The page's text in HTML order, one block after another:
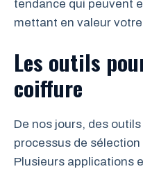
tendance qui peuvent
mettant en valeur
Les outils
coiffure
De nos jours, des
processus de
Plusieurs applications